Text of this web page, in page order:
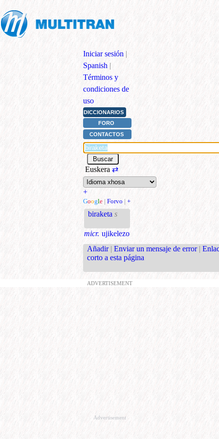
Iniciar sesión |
Spanish |
Términos y
condiciones de
uso
DICCIONARIOS
FORO
CONTACTOS
Euskera ⇄
+
Google | Forvo | +
biraketa s
micr. ujikelezo
Añadir | Enviar un mensaje de error |
corto a esta página
ADVERTISEMENT
Advertisement